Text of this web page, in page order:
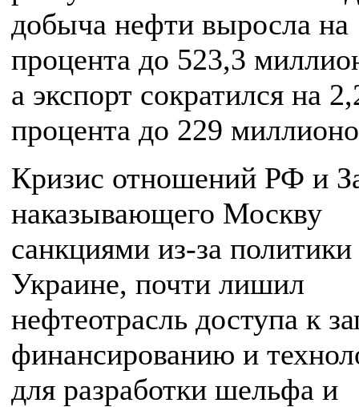
добыча нефти выросла на
процента до 523,3
а экспорт сократился на
процента до 229
Кризис отношений РФ и
наказывающего Москву
санкциями из-за политики
Украине, почти лишил
нефтеотрасль доступа к
финансированию и
для разработки шельфа и